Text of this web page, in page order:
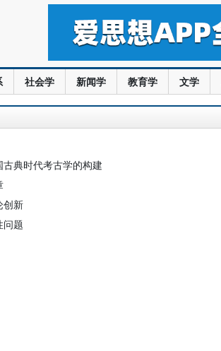
社会学 新闻学 教育学 文学
典时代考古学的构建
创新
问题